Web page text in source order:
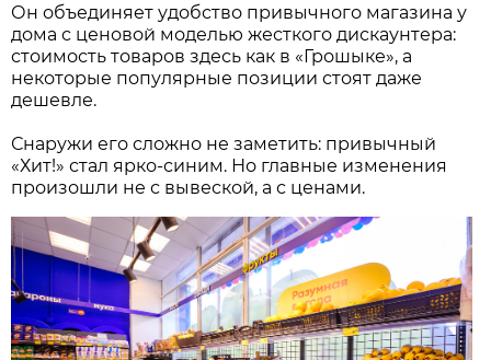
Он объединяет удобство привычного магазина у
дома с ценовой моделью жесткого дискаунтера:
стоимость товаров здесь как в «Грошыке», а
некоторые популярные позиции стоят даже
дешевле.
Снаружи его сложно не заметить: привычный
«Хит!» стал ярко-синим. Но главные изменения
произошли не с вывеской, а с ценами.